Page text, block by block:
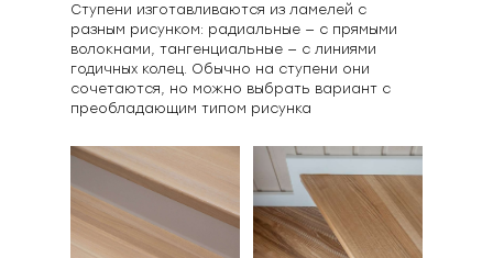
Ступени изготавливаются из ламелей с
разным рисунком: радиальные — с прямыми
волокнами, тангенциальные — с линиями
годичных колец. Обычно на ступени они
сочетаются, но можно выбрать вариант с
преобладающим типом рисунка